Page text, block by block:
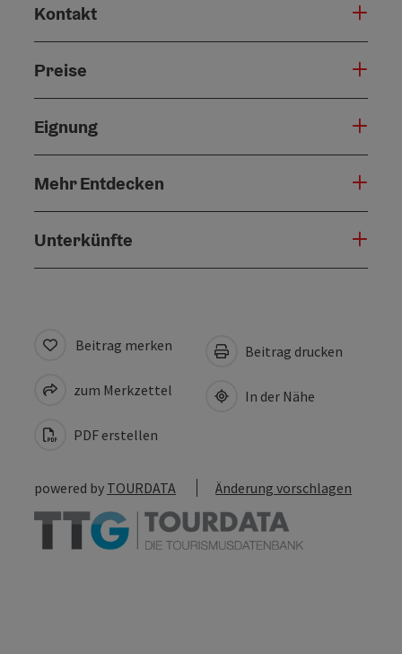
Kontakt
Preise
Eignung
Mehr Entdecken
Unterkünfte
Beitrag merken
zum Merkzettel
PDF erstellen
Beitrag drucken
In der Nähe
powered by TOURDATA Änderung vorschlagen